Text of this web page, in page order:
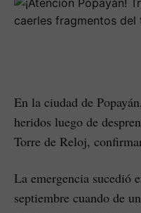
En la ciudad de
heridos luego de
Torre de Reloj,
La emergencia sucedió
septiembre cuando de